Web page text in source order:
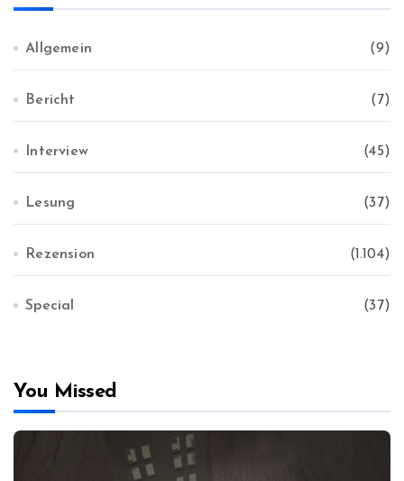
Allgemein (9)
Bericht (7)
Interview (45)
Lesung (37)
Rezension (1.104)
Special (37)
You Missed